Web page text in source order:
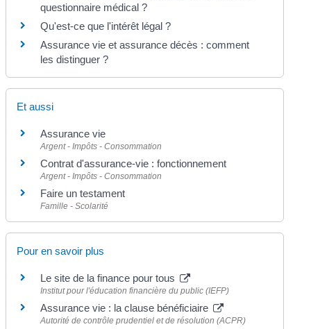
questionnaire médical ?
Qu'est-ce que l'intérêt légal ?
Assurance vie et assurance décès : comment
les distinguer ?
Et aussi
Assurance vie
Argent - Impôts - Consommation
Contrat d'assurance-vie : fonctionnement
Argent - Impôts - Consommation
Faire un testament
Famille - Scolarité
Pour en savoir plus
Le site de la finance pour tous
Institut pour l'éducation financière du public (IEFP)
Assurance vie : la clause bénéficiaire
Autorité de contrôle prudentiel et de résolution (ACPR)